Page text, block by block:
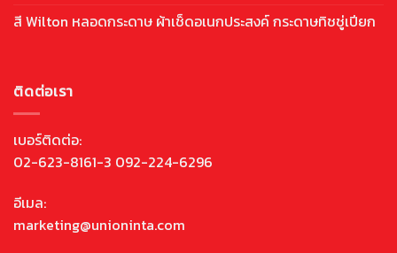
สี Wilton หลอดกระดาษ ผ้าเช็ดอเนกประสงค์ กระดาษทิชชู่เปียก
ติดต่อเรา
เบอร์ติดต่อ:
02-623-8161-3 092-224-6296
อีเมล:
marketing@unioninta.com